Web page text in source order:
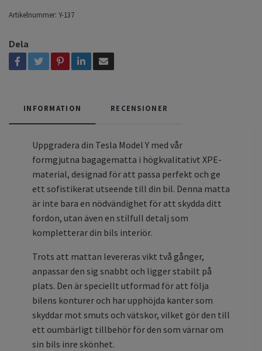
Artikelnummer: Y-137
Dela
INFORMATION RECENSIONER
Uppgradera din Tesla Model Y med vår
formgjutna bagagematta i högkvalitativt XPE-
material, designad för att passa perfekt och ge
ett sofistikerat utseende till din bil. Denna matta
är inte bara en nödvändighet för att skydda ditt
fordon, utan även en stilfull detalj som
kompletterar din bils interiör.
Trots att mattan levereras vikt två gånger,
anpassar den sig snabbt och ligger stabilt på
plats. Den är speciellt utformad för att följa
bilens konturer och har upphöjda kanter som
skyddar mot smuts och vätskor, vilket gör den till
ett oumbärligt tillbehör för den som värnar om
sin bils inre skönhet.